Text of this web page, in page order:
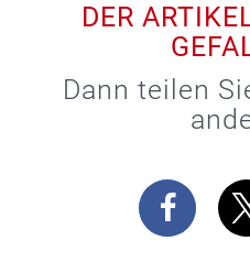
DER
Dann teilen